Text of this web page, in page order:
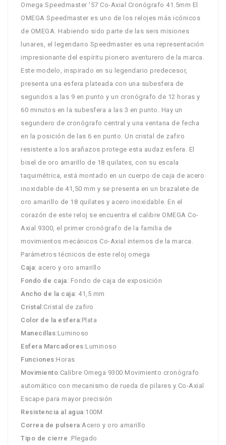
Omega Speedmaster '57 Co-Axial Cronógrafo 41.5mm El
OMEGA Speedmaster es uno de los relojes más icónicos
de OMEGA. Habiendo sido parte de las seis misiones
lunares, el legendario Speedmaster es una representación
impresionante del espíritu pionero aventurero de la marca.
Este modelo, inspirado en su legendario predecesor,
presenta una esfera plateada con una subesfera de
segundos a las 9 en punto y un cronógrafo de 12 horas y
60 minutos en la subesfera a las 3 en punto. Hay un
segundero de cronógrafo central y una ventana de fecha
en la posición de las 6 en punto. Un cristal de zafiro
resistente a los arañazos protege esta audaz esfera. El
bisel de oro amarillo de 18 quilates, con su escala
taquimétrica, está montado en un cuerpo de caja de acero
inoxidable de 41,50 mm y se presenta en un brazalete de
oro amarillo de 18 quilates y acero inoxidable. En el
corazón de este reloj se encuentra el calibre OMEGA Co-
Axial 9300, el primer cronógrafo de la familia de
movimientos mecánicos Co-Axial internos de la marca.
Parámetros técnicos de este reloj omega
Caja: acero y oro amarillo
Fondo de caja: Fondo de caja de exposición
Ancho de la caja: 41,5 mm
Cristal :Cristal de zafiro
Color de la esfera:Plata
Manecillas:Luminoso
Esfera Marcadores:Luminoso
Funciones:Horas
Movimiento:Calibre Omega 9300 Movimiento cronógrafo
automático con mecanismo de rueda de pilares y Co-Axial
Escape para mayor precisión
Resistencia al agua:100M
Correa de pulsera:Acero y oro amarillo
Tipo de cierre :Plegado